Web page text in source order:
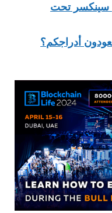
دولارًا أم سينكسر تحت
أدراجكم؟